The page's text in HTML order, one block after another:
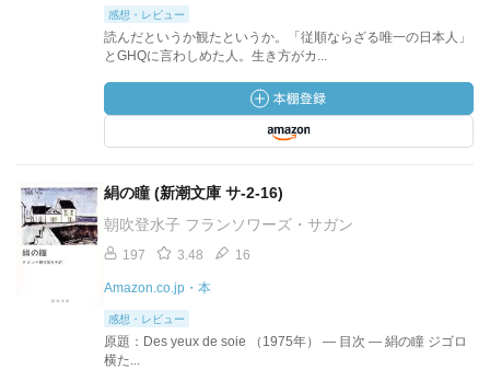
感想・レビュー
読んだというか観たというか。「従順ならざる唯一の日本人」
とGHQに言わしめた人。生き方がカ...
絹の瞳 (新潮文庫 サ-2-16)
朝吹登水子 フランソワーズ・サガン
197 3.48 16
Amazon.co.jp・本
感想・レビュー
原題：Des yeux de soie （1975年） — 目次 — 絹の瞳 ジゴロ
横た...